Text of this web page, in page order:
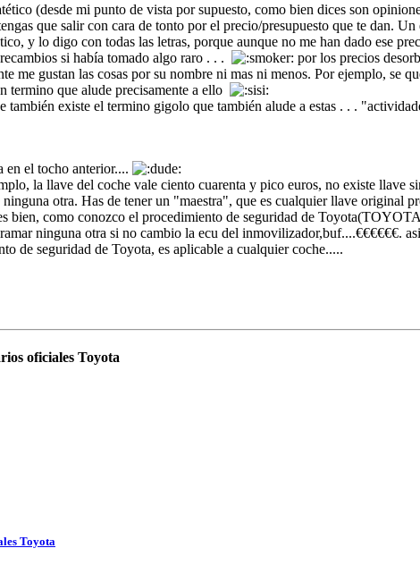
(desde mi punto de vista por supuesto, como bien dices son
que salir con cara de tonto por el precio/presupuesto que te dan. Un
y lo digo con todas las letras, porque aunque no me han dado ese
si había tomado algo raro . . .
por los precios
me gustan las cosas por su nombre ni mas ni menos. Por ejemplo, se
termino que alude precisamente a ello
también existe el termino gigolo que también alude a estas . . .
en el tocho anterior....
la llave del coche vale ciento cuarenta y pico euros, no existe llave
otra. Has de tener un "maestra", que es cualquier llave original
bien, como conozco el procedimiento de seguridad de
ninguna otra si no cambio la ecu del inmovilizador,buf....€€€€€€.
de seguridad de Toyota, es aplicable a cualquier coche.....
oficiales Toyota
Toyota